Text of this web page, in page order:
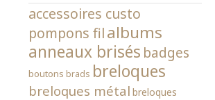
accessoires custo
pompons filalbums
anneaux brisés badges
boutons brads breloques
breloques métal breloques